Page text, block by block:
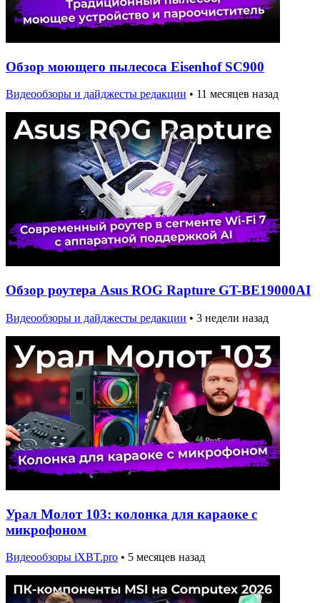
Обзор моющего пылесоса Eisenhof SC900
Видеообзоры и дайджесты редакции • 11 месяцев назад
Обзор роутера Asus ROG Rapture GT-BE19000AI
Видеообзоры и дайджесты редакции • 3 недели назад
Урал Молот 103: колонка для караоке с
микрофоном
Видеообзоры iXBT.pro • 5 месяцев назад